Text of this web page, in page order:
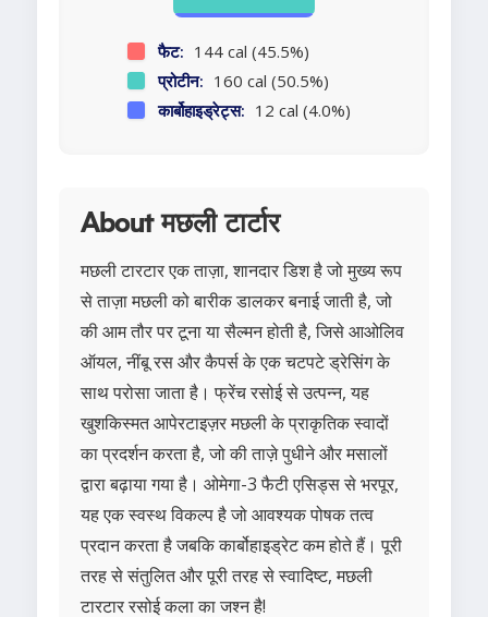
फैट: 144 cal (45.5%)
प्रोटीन: 160 cal (50.5%)
कार्बोहाइड्रेट्स: 12 cal (4.0%)
About मछली टार्टार
मछली टारटार एक ताज़ा, शानदार डिश है जो मुख्य रूप
से ताज़ा मछली को बारीक डालकर बनाई जाती है, जो
की आम तौर पर टूना या सैल्मन होती है, जिसे आओलिव
ऑयल, नींबू रस और कैपर्स के एक चटपटे ड्रेसिंग के
साथ परोसा जाता है। फ्रेंच रसोई से उत्पन्न, यह
खुशकिस्मत आपेरटाइज़र मछली के प्राकृतिक स्वादों
का प्रदर्शन करता है, जो की ताज़े पुधीने और मसालों
द्वारा बढ़ाया गया है। ओमेगा-3 फैटी एसिड्स से भरपूर,
यह एक स्वस्थ विकल्प है जो आवश्यक पोषक तत्व
प्रदान करता है जबकि कार्बोहाइड्रेट कम होते हैं। पूरी
तरह से संतुलित और पूरी तरह से स्वादिष्ट, मछली
टारटार रसोई कला का जश्न है!